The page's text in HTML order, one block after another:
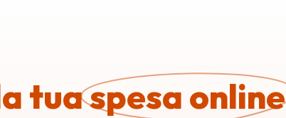
tuaspesa online